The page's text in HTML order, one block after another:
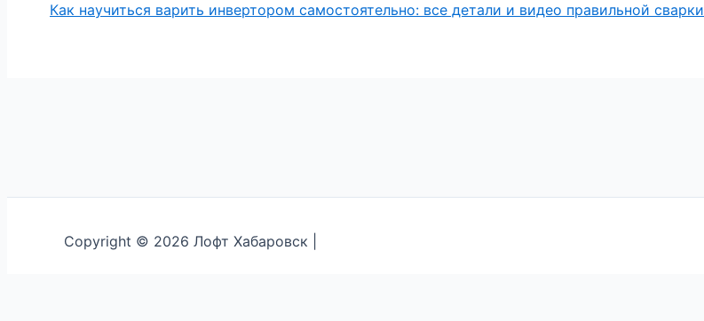
Как научиться варить инвертором самостоятельно: все детали и видео правильной сварки
Copyright © 2026 Лофт Хабаровск |